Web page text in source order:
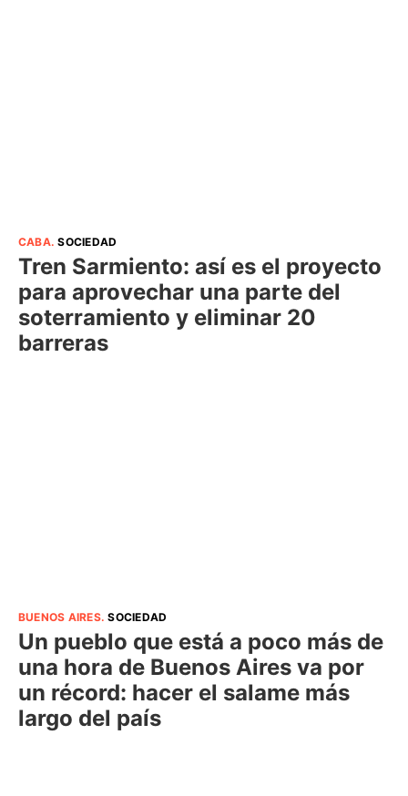
CABA.SOCIEDAD
Tren Sarmiento: así es el proyecto
para aprovechar una parte del
soterramiento y eliminar 20
barreras
BUENOS AIRES.SOCIEDAD
Un pueblo que está a poco más de
una hora de Buenos Aires va por
un récord: hacer el salame más
largo del país